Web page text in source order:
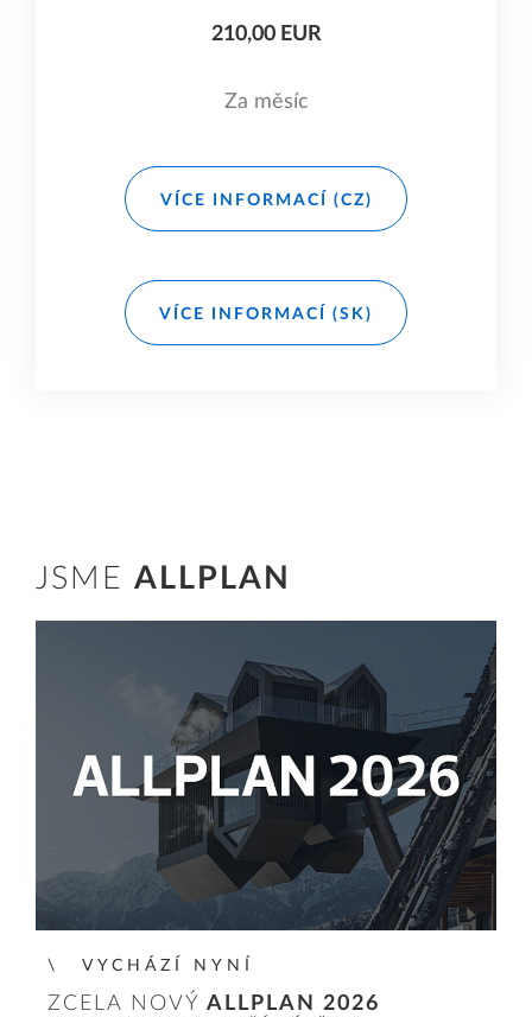
210,00 EUR
Za měsíc
VÍCE INFORMACÍ (CZ)
VÍCE INFORMACÍ (SK)
JSME ALLPLAN
VYCHÁZÍ NYNÍ
ZCELA NOVÝ ALLPLAN 2026